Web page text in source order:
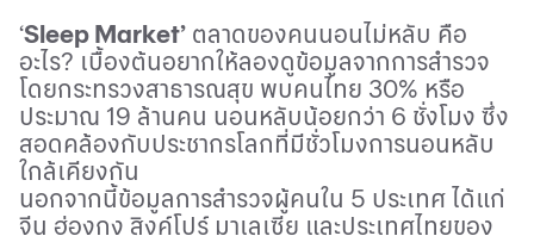
‘Sleep Market’ ตลาดของคนนอนไม่หลับ คือ
อะไร? เบื้องต้นอยากให้ลองดูข้อมูลจากการสำรวจ
โดยกระทรวงสาธารณสุข พบคนไทย 30% หรือ
ประมาณ 19 ล้านคน นอนหลับน้อยกว่า 6 ชั่งโมง ซึ่ง
สอดคล้องกับประชากรโลกที่มีชั่วโมงการนอนหลับ
ใกล้เคียงกัน
นอกจากนี้ข้อมูลการสำรวจผู้คนใน 5 ประเทศ ได้แก่
จีน ฮ่องกง สิงค์โปร์ มาเลเซีย และประเทศไทยของ